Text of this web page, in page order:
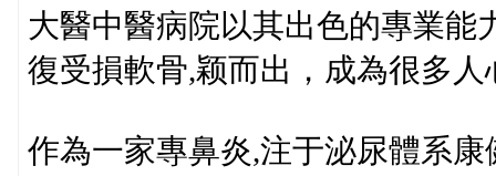
大醫中醫病院以其出色的專業能
復受損軟骨,颖而出，成為很多
作為一家專鼻炎,注于泌尿體系